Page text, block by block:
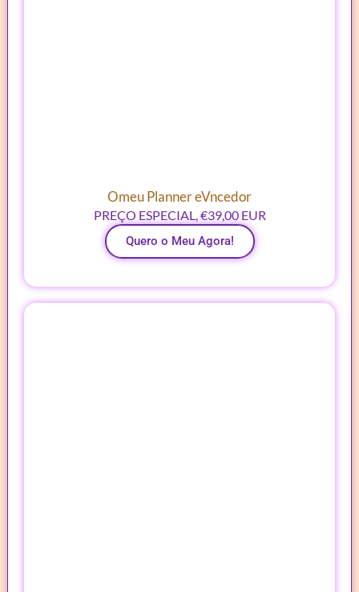
Omeu Planner eVncedor
PREÇO ESPECIAL, €39,00 EUR
Quero o Meu Agora!